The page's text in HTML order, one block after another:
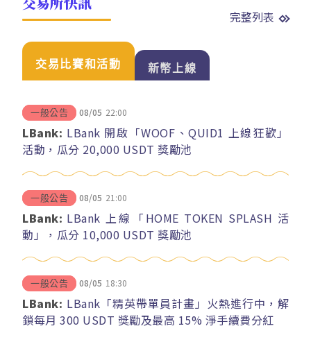
完整列表
交易比賽和活動 新幣上線
一般公告 08/05 22:00
LBank: LBank 開啟「WOOF、QUID1 上線狂歡」
活動，瓜分 20,000 USDT 獎勵池
一般公告 08/05 21:00
LBank: LBank 上線「HOME TOKEN SPLASH 活
動」，瓜分 10,000 USDT 獎勵池
一般公告 08/05 18:30
LBank: LBank「精英帶單員計畫」火熱進行中，解
鎖每月 300 USDT 獎勵及最高 15% 淨手續費分紅